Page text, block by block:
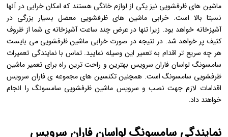
ماشین های ظرفشویی نیز یکی از لوازم خانگی هستند که امکان خرابی در آنها
نسبتا بالا است. خرابی ماشین های ظرفشویی معضل بسیار بزرگی در
آشپزخانه خواهد بود. زیرا تنها در عرض چند ساعت آشپزخانه ی شما از ظروف
کثیف پر خواهد شد. در نتیجه در صورت خرابی ماشین ظرفشویی می بایست
هر چه سریع تر اقدام به تعمیر این وسیله نمایید. تماس با نمایندگی تعمیرات
سامسونگ لواسان فاران سرویس بهترین و راحت ترین راه برای تعمیر ماشین
ظرفشویی سامسونگ است. همچنین تکنسین های مجموعه ی فاران سرویس
اقدامات لازم جهت نصب و سرویس ماشین ظرفشویی سامسونگ را انجام
خواهند داد.
نمایندگی سامسونگ لواسان فاران سرویس